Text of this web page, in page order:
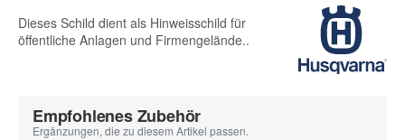
Dieses Schild dient als Hinweisschild für
öffentliche Anlagen und Firmengelände..
Empfohlenes Zubehör
Ergänzungen, die zu diesem Artikel passen.